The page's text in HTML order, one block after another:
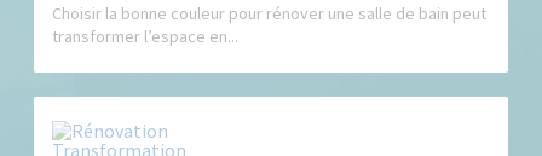
Choisir la bonne couleur pour rénover une salle de bain peut
transformer l’espace en...